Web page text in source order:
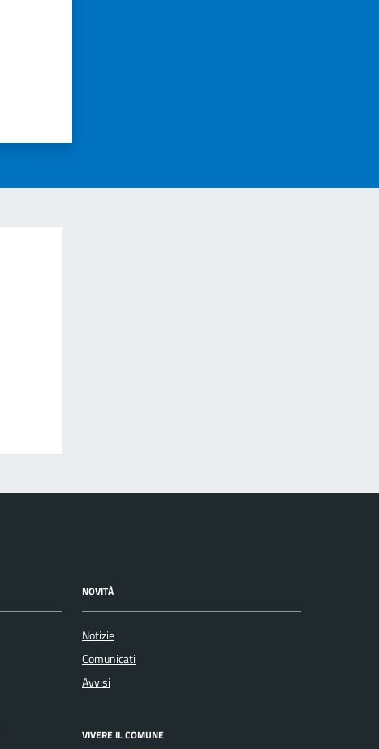
NOVITÀ
Notizie
Comunicati
Avvisi
VIVERE IL COMUNE